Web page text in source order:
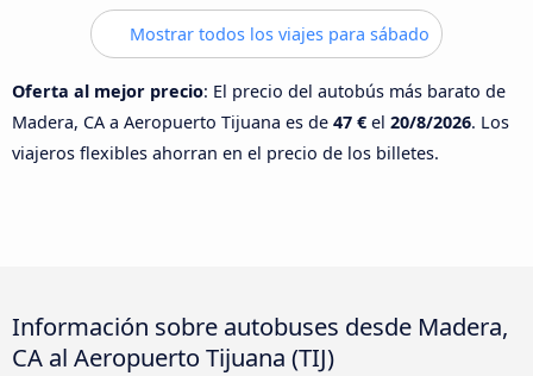
Mostrar todos los viajes para sábado
Oferta al mejor precio: El precio del autobús más barato de
Madera, CA a Aeropuerto Tijuana es de 47 € el 20/8/2026. Los
viajeros flexibles ahorran en el precio de los billetes.
Información sobre autobuses desde Madera,
CA al Aeropuerto Tijuana (TIJ)